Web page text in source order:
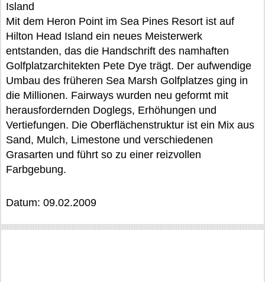
Island
Mit dem Heron Point im Sea Pines Resort ist auf
Hilton Head Island ein neues Meisterwerk
entstanden, das die Handschrift des namhaften
Golfplatzarchitekten Pete Dye trägt. Der aufwendige
Umbau des früheren Sea Marsh Golfplatzes ging in
die Millionen. Fairways wurden neu geformt mit
herausfordernden Doglegs, Erhöhungen und
Vertiefungen. Die Oberflächenstruktur ist ein Mix aus
Sand, Mulch, Limestone und verschiedenen
Grasarten und führt so zu einer reizvollen
Farbgebung.
Datum: 09.02.2009